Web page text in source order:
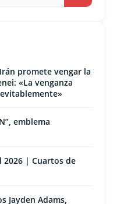
promete vengar la
«La venganza
emblema
2026 | Cuartos de
Jayden Adams,